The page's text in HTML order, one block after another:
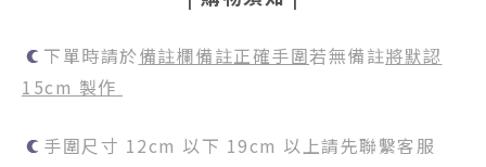
下單時請於備註欄備註正確手圍若無備註將默認
15cm 製作
手圍尺寸 12cm 以下 19cm 以上請先聯繫客服